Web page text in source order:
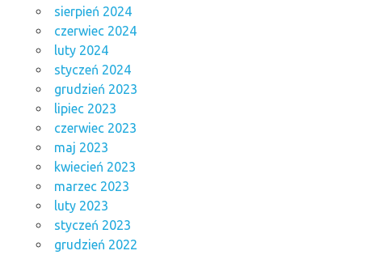
sierpień 2024
czerwiec 2024
luty 2024
styczeń 2024
grudzień 2023
lipiec 2023
czerwiec 2023
maj 2023
kwiecień 2023
marzec 2023
luty 2023
styczeń 2023
grudzień 2022